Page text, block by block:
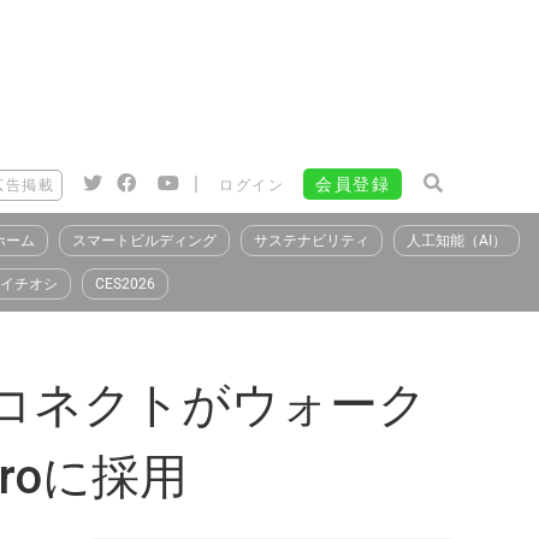
告掲載 | ログイン 会員登録
ーム スマートビルディング サステナビリティ 人工知能（AI）
イチオシ CES2026
ネクトがウォーク
に採用